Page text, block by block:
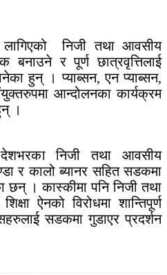
लागिएको निजी तथा आवसीय
बनाउने र पूर्ण छात्रवृत्तिलाई
हुन् । प्याब्सन, एन प्याब्सन,
आन्दोलनका कार्यक्रम
।
देशभरका निजी तथा आवसीय
र कालो ब्यानर सहित सडकमा
छन् । कास्कीमा पनि निजी तथा
ऐनको विरोधमा शान्तिपूर्ण
सडकमा गुडाएर प्रदर्शन